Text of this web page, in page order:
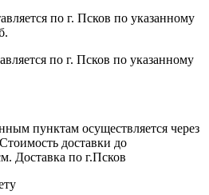
по г. Псков по указанному
по г. Псков по указанному
пунктам осуществляется через
доставки до
Доставка по г.Псков